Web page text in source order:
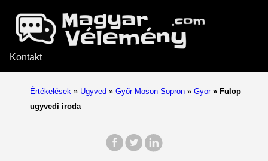
Kontakt
Értékelések » Ugyved » Győr-Moson-Sopron » Gyor » Fulop
ugyvedi iroda